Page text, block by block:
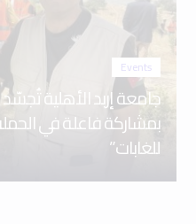
Events
جامعة إربد الأهلية
بمشاركة فاعلة في
للغابات”